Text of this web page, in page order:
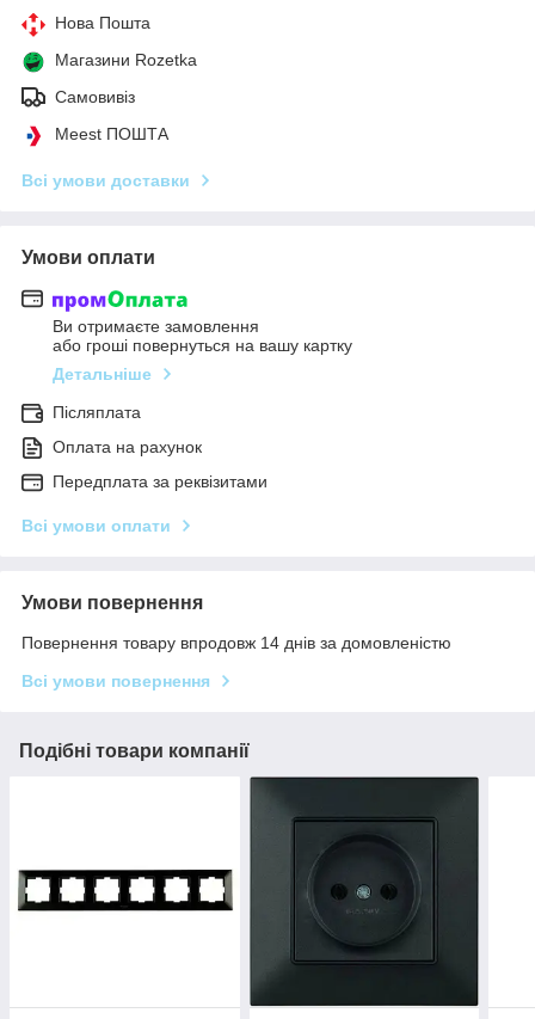
Нова Пошта
Магазини Rozetka
Самовивіз
Meest ПОШТА
Всі умови доставки
Умови оплати
Ви отримаєте замовлення
або гроші повернуться на вашу картку
Детальніше
Післяплата
Оплата на рахунок
Передплата за реквізитами
Всі умови оплати
Умови повернення
Повернення товару впродовж 14 днів за домовленістю
Всі умови повернення
Подібні товари компанії